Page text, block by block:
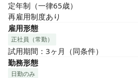
定年制（一律65歳）
再雇用制度あり
雇用形態
正社員（常勤）
試用期間：3ヶ月（同条件）
勤務形態
日勤のみ